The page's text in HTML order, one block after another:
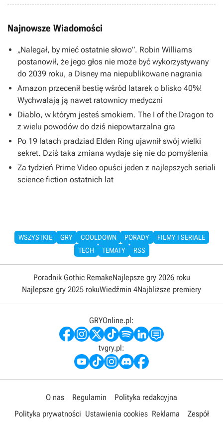
Najnowsze Wiadomości
„Nalegał, by mieć ostatnie słowo”. Robin Williams
postanowił, że jego głos nie może być wykorzystywany
do 2039 roku, a Disney ma niepublikowane nagrania
Amazon przecenił bestię wśród latarek o blisko 40%!
Wychwalają ją nawet ratownicy medyczni
Diablo, w którym jesteś smokiem. The I of the Dragon to
z wielu powodów do dziś niepowtarzalna gra
Po 19 latach pradziad Elden Ring ujawnił swój wielki
sekret. Dziś taka zmiana wydaje się nie do pomyślenia
Za tydzień Prime Video opuści jeden z najlepszych seriali
science fiction ostatnich lat
WSZYSTKIE GRY COOLDOWN PORADY
FILMY I SERIALE
TECH
TEMATY RSS
Poradnik Gothic RemakeNajlepsze gry 2026 roku
Najlepsze gry 2025 rokuWiedźmin 4Najbliższe premiery
GRYOnline.pl:
tvgry.pl:
O nas Regulamin
Polityka redakcyjna
Polityka prywatności Ustawienia cookies Reklama Zespół